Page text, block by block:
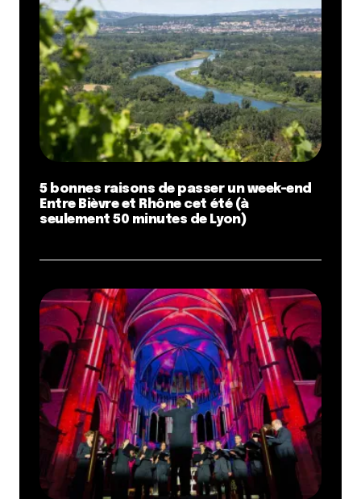
5 bonnes raisons de passer un week-end
Entre Bièvre et Rhône cet été (à
seulement 50 minutes de Lyon)